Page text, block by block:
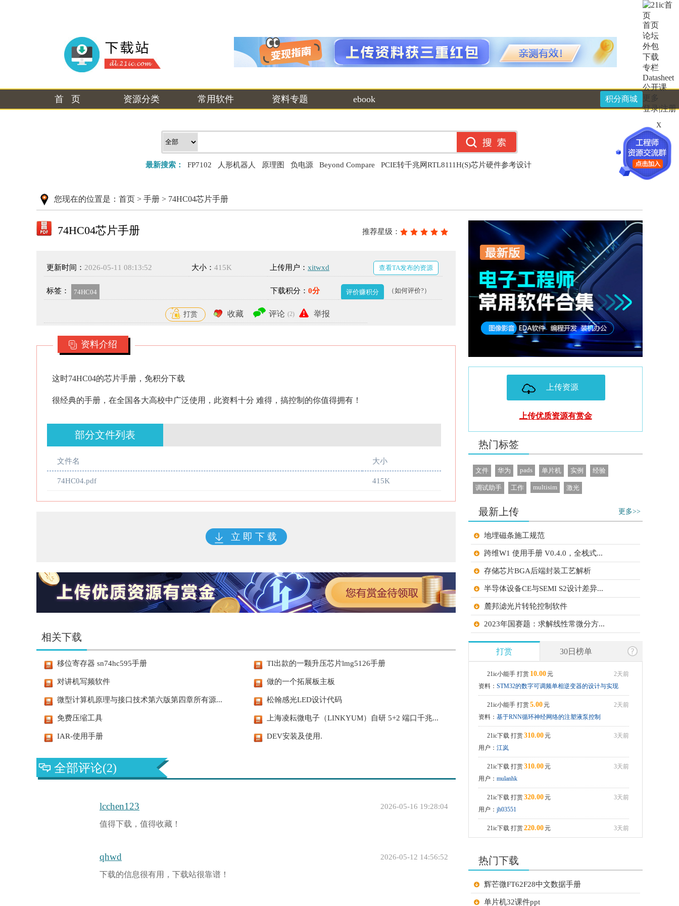
积分商城
首 页 资源分类 常用软件 资料专题 ebook
最新搜索： FP7102 人形机器人 原理图 负电源 Beyond Compare PCIE转千兆网RTL8111H(S)芯片硬件参考设计
您现在的位置是： 首页 > 手册 > 74HC04芯片手册
推荐星级：
74HC04芯片手册
更新时间： 2026-05-11 08:13:52 大小： 415K 上传用户： xitwxd 查看TA发布的资源
标签： 74HC04 下载积分： 0分 评价赚积分 （如何评价?）
打赏 收藏 评论 (2) 举报
资料介绍
这时74HC04的芯片手册，免积分下载
很经典的手册，在全国各大高校中广泛使用，此资料十分 难得，搞控制的你值得拥有！
部分文件列表
文件名 大小
74HC04.pdf 415K
立 即 下 载
相关下载
移位寄存器 sn74hc595手册 TI出款的一颗升压芯片lmg5126手册
对讲机写频软件 做的一个拓展板主板
微型计算机原理与接口技术第六版第四章所有源... 松翰感光LED设计代码
免费压缩工具 上海凌耘微电子（LINKYUM）自研 5+2 端口千兆...
IAR-使用手册 DEV安装及使用.
全部评论(2)
2026-05-16 19:28:04
lcchen123
值得下载，值得收藏！
2026-05-12 14:56:52
qhwd
下载的信息很有用，下载站很靠谱！
上传资源
上传优质资源有赏金
热门标签
文件 华为 pads 单片机 实例 经验
调试助手 工作 multisim 激光
更多>>
最新上传
地埋磁条施工规范
跨维W1 使用手册 V0.4.0，全栈式...
存储芯片BGA后端封装工艺解析
半导体设备CE与SEMI S2设计差异...
麓邦滤光片转轮控制软件
2023年国赛题：求解线性常微分方...
2025年国赛题：键控调频连续脉冲...
tshell_mbist_user
ADS8688学习资料
打赏 30日榜单
21ic小能手 打赏 10.00元
2天前
资料： STM32的数字可调频单相逆变器的设计与实现
21ic小能手 打赏5.00元
2天前
资料： 基于RNN循环神经网络的注塑液泵控制
21ic下载 打赏310.00元
3天前
用户： 江岚
21ic下载 打赏310.00元
3天前
用户： mulanhk
21ic下载 打赏320.00元
3天前
用户： jh03551
21ic下载 打赏220.00元
3天前
21ic下载 打赏
用户：潇潇江南
21ic下载 打赏 210.00元
用户：小猫做电路
热门下载
辉芒微FT62F28中文数据手册
单片机32课件ppt
X
首页
论坛
外包
下载
专栏
Datasheet
公开课
更多
登录|注册